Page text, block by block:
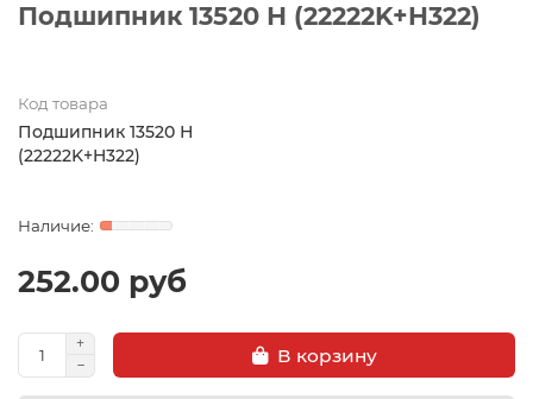
Подшипник 13520 Н (22222K+H322)
Код товара
Подшипник 13520 Н
(22222K+H322)
252.00 руб
В корзину